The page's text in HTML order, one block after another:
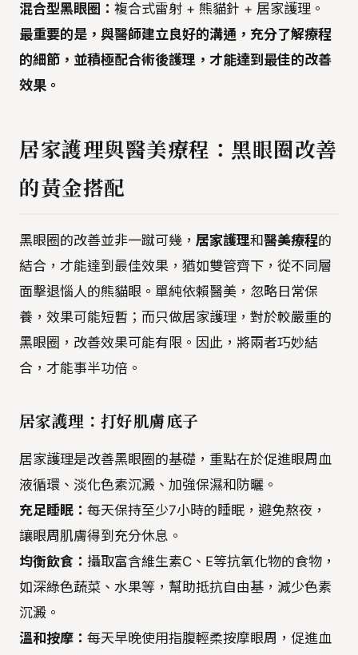
混合型黑眼圈： 複合式雷射 + 熊貓針 + 居家護理。
最重要的是，與醫師建立良好的溝通，充分了解療程
的細節，並積極配合術後護理，才能達到最佳的改善
效果。
居家護理與醫美療程：黑眼圈改善
的黃金搭配
黑眼圈的改善並非一蹴可幾， 居家護理和醫美療程的
結合，才能達到最佳效果，猶如雙管齊下，從不同層
面擊退惱人的熊貓眼。單純依賴醫美，忽略日常保
養，效果可能短暫；而只做居家護理，對於較嚴重的
黑眼圈，改善效果可能有限。因此，將兩者巧妙結
合，才能事半功倍。
居家護理：打好肌膚底子
居家護理是改善黑眼圈的基礎，重點在於促進眼周血
液循環、淡化色素沉澱、加強保濕和防曬。
充足睡眠： 每天保持至少7小時的睡眠，避免熬夜，
讓眼周肌膚得到充分休息。
均衡飲食： 攝取富含維生素C、E等抗氧化物的食物，
如深綠色蔬菜、水果等，幫助抵抗自由基，減少色素
沉澱。
溫和按摩： 每天早晚使用指腹輕柔按摩眼周，促進血